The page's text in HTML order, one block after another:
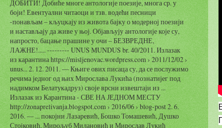
ДОБИТИ! Добиће многе антологије поезије, многа ср. у
боји! Евентуални читаоци и тзв. водећи песници
-понављам – кљуцкају из живота бајку о модерној поезији
и настављају да живе у њој. Објављују антологије које су,
напросто, бацање прашине у очи – БЕЗВРЕДНЕ,
ЛАЖНЕ!..... --------- UNUS MUNDUS br. 40/2011. Излазак
из карантина https://misljenovac.wordpress.com › 2011/12/02 ›
unus... 2. 12. 2011. — Књиге ових писаца су, да се послужимо
речима једног од њих Мирослава Лукића (познатијег под
надимком Белатукадруз) своје врсни извештаји из ...
Излазак из Карантина - СВЕ НА ЈЕДНОМ МЕСТУ
http://zonaprelivanja.blogspot.com › 2016/06 › blog-post 2. 6.
2016. — ... покојни Лазаревић, Бошко Томашевић, Душко
Стојковић, Мирољуб Милановић и Мирослав Лукић